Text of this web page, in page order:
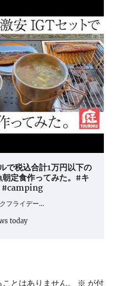
で税込合計1万円以下の
定食作ってみた。#キ
#camping
フライデー…
today
とはありません。 ※ が付